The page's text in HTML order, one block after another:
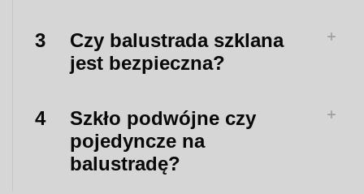
3
Czy balustrada szklana
jest bezpieczna?
4
Szkło podwójne czy
pojedyncze na
balustradę?